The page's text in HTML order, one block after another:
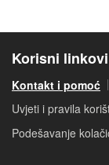
Korisni linkovi
Kontakt i pomoć
Uvjeti i pravila
Podešavanje